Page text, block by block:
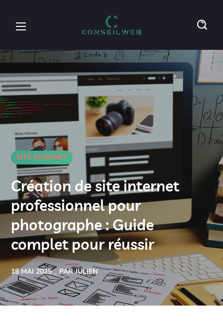
SITE INTERNET
Création de site internet
professionnel pour
photographe : Guide
complet pour réussir
18 MAI 2025 PAR JULIEN